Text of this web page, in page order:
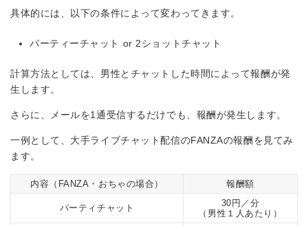
具体的には、以下の条件によって変わってきます。
パーティーチャット or 2ショットチャット
計算方法としては、男性とチャットした時間によって報酬が発
生します。
さらに、メールを1通受信するだけでも、報酬が発生します。
一例として、大手ライブチャット配信のFANZAの報酬を見てみ
ます。
内容（FANZA・おちゃの場合） 報酬額
パーティチャット
30円／分
（男性１人あたり）